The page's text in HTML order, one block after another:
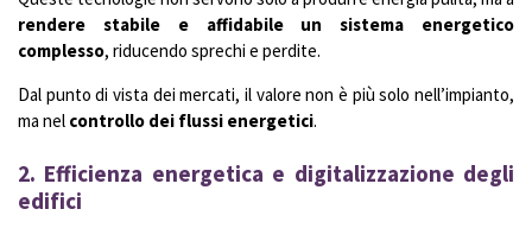
rendere stabile e affidabile un sistema energetico
complesso, riducendo sprechi e perdite.
Dal punto di vista dei mercati, il valore non è più solo nell’impianto,
ma nel controllo dei flussi energetici.
2. Efficienza energetica e digitalizzazione degli
edifici